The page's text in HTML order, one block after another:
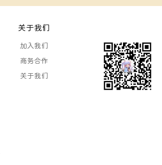
关于我们
加入我们
商务合作
关于我们